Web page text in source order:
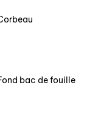
bac de fouille